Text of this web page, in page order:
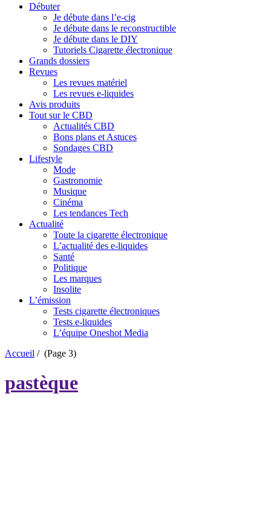
Débuter
Je débute dans l’e-cig
Je débute dans le reconstructible
Je débute dans le DIY
Tutoriels Cigarette électronique
Grands dossiers
Revues
Les revues matériel
Les revues e-liquides
Avis produits
Tout sur le CBD
Actualités CBD
Bons plans et Astuces
Sondages CBD
Lifestyle
Mode
Gastronomie
Musique
Cinéma
Les tendances Tech
Actualité
Toute la cigarette électronique
L’actualité des e-liquides
Santé
Politique
Les marques
Insolite
L’émission
Tests cigarette électroniques
Tests e-liquides
L’équipe Oneshot Media
Accueil / (Page 3)
pastèque